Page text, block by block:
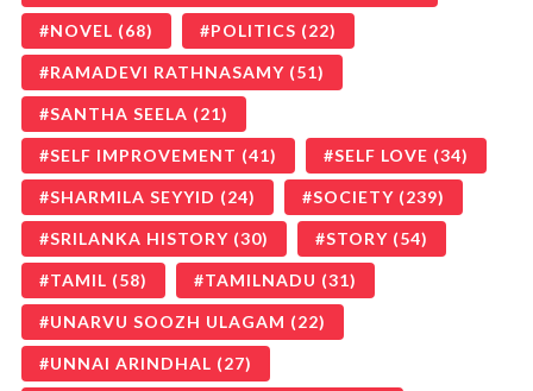
NOVEL (68) POLITICS (22)
RAMADEVI RATHNASAMY (51)
SANTHA SEELA (21)
SELF IMPROVEMENT (41) SELF LOVE (34)
SHARMILA SEYYID (24) SOCIETY (239)
SRILANKA HISTORY (30) STORY (54)
TAMIL (58) TAMILNADU (31)
UNARVU SOOZH ULAGAM (22)
UNNAI ARINDHAL (27)